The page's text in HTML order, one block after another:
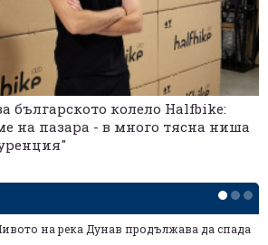
българското колело Halfbike:
на пазара - в много тясна ниша
на река Дунав продължава да спада